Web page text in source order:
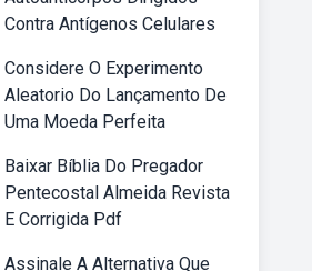
Contra Antígenos Celulares
Considere O Experimento
Aleatorio Do Lançamento De
Uma Moeda Perfeita
Baixar Bíblia Do Pregador
Pentecostal Almeida Revista
E Corrigida Pdf
Assinale A Alternativa Que